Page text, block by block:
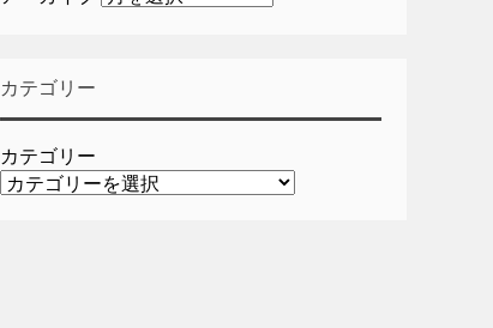
カテゴリー
カテゴリー